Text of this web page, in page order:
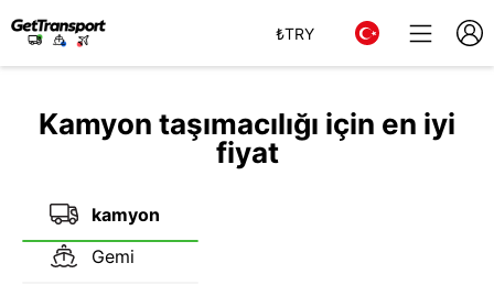
₺TRY
Kamyon taşımacılığı için en iyi
fiyat
kamyon
Gemi